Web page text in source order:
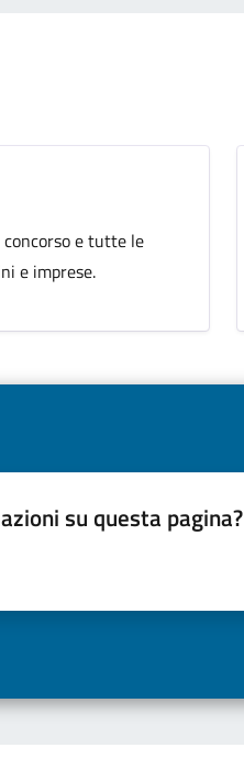
e tutte le
e imprese.
su questa pagina?